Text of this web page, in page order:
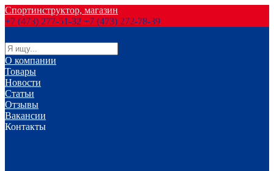
Спортинструктор, магазин
+7 (473) 277-51-32 +7 (473) 272-78-39
О компании
Товары
Новости
Статьи
Отзывы
Вакансии
Контакты